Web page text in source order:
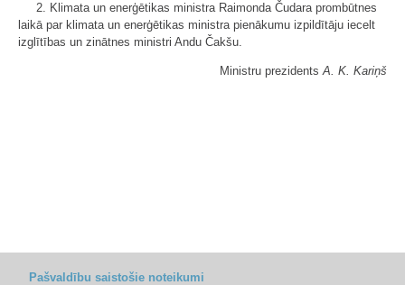
2. Klimata un enerģētikas ministra Raimonda Čudara prombūtnes
laikā par klimata un enerģētikas ministra pienākumu izpildītāju iecelt
izglītības un zinātnes ministri Andu Čakšu.
Ministru prezidentsA. K. Kariņš
Pašvaldību saistošie noteikumi